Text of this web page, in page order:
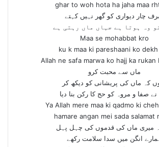
ghar to woh hota ha jaha maa
چار دیواری کو گھر نہیں کہتے
وہ ہوتا ہے جہاں ماں رہتی ہے
Maa se mohabbat kro
ku k maa ki pareshaani ko
Allah ne safa marwa ko hajj ka rukan
ماں سے محبت کرو
کہ ماں کی پریشانی کو دیکھ کر
نے صفا و مروہ کو حج کا رکن بنا دیا
Ya Allah mere maa ki qadmo ki
hamare angan mei sada salamat
میری ماں کی قدموں کی چہل پہل
ہمارے انگن میں سدا سلامت رکھے